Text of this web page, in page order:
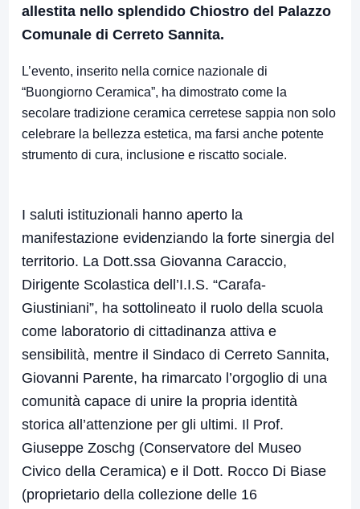
allestita nello splendido Chiostro del Palazzo
Comunale di Cerreto Sannita.
L’evento, inserito nella cornice nazionale di
“Buongiorno Ceramica”, ha dimostrato come la
secolare tradizione ceramica cerretese sappia non solo
celebrare la bellezza estetica, ma farsi anche potente
strumento di cura, inclusione e riscatto sociale.
I saluti istituzionali hanno aperto la
manifestazione evidenziando la forte sinergia del
territorio. La Dott.ssa Giovanna Caraccio,
Dirigente Scolastica dell’I.I.S. “Carafa-
Giustiniani”, ha sottolineato il ruolo della scuola
come laboratorio di cittadinanza attiva e
sensibilità, mentre il Sindaco di Cerreto Sannita,
Giovanni Parente, ha rimarcato l’orgoglio di una
comunità capace di unire la propria identità
storica all’attenzione per gli ultimi. Il Prof.
Giuseppe Zoschg (Conservatore del Museo
Civico della Ceramica) e il Dott. Rocco Di Biase
(proprietario della collezione delle 16